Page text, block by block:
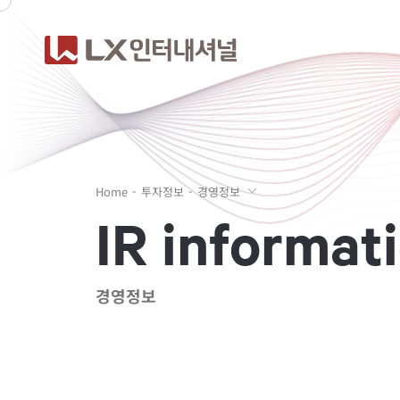
Home 투자정보 경영정보
IR informati
경영정보